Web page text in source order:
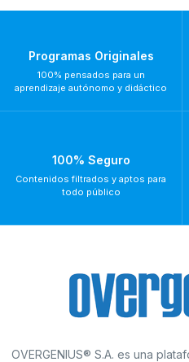
Programas Originales
100% pensados para un
aprendizaje autónomo y didáctico
100% Seguro
Contenidos filtrados y aptos para
todo público
OVERGENIUS® S.A. es una